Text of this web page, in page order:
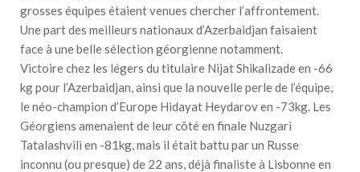
grosses équipes étaient venues chercher l’affrontement.
Une part des meilleurs nationaux d’Azerbaidjan faisaient
face à une belle sélection géorgienne notamment.
Victoire chez les légers du titulaire Nijat Shikalizade en -66
kg pour l’Azerbaidjan, ainsi que la nouvelle perle de l’équipe,
le néo-champion d’Europe Hidayat Heydarov en -73kg. Les
Géorgiens amenaient de leur côté en finale Nuzgari
Tatalashvili en -81kg, mais il était battu par un Russe
inconnu (ou presque) de 22 ans, déjà finaliste à Lisbonne en